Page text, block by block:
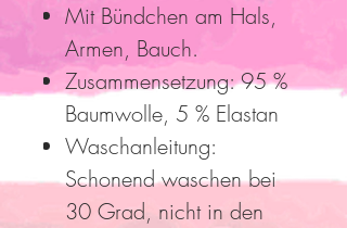
Mit Bündchen am Hals,
Armen, Bauch.
Zusammensetzung: 95 %
Baumwolle, 5 % Elastan
Waschanleitung:
Schonend waschen bei
30 Grad, nicht in den